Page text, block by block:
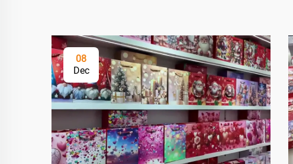
08
Dec